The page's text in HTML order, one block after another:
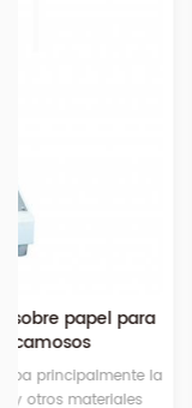
Probador de
cartón
Probador de
varios tipos de